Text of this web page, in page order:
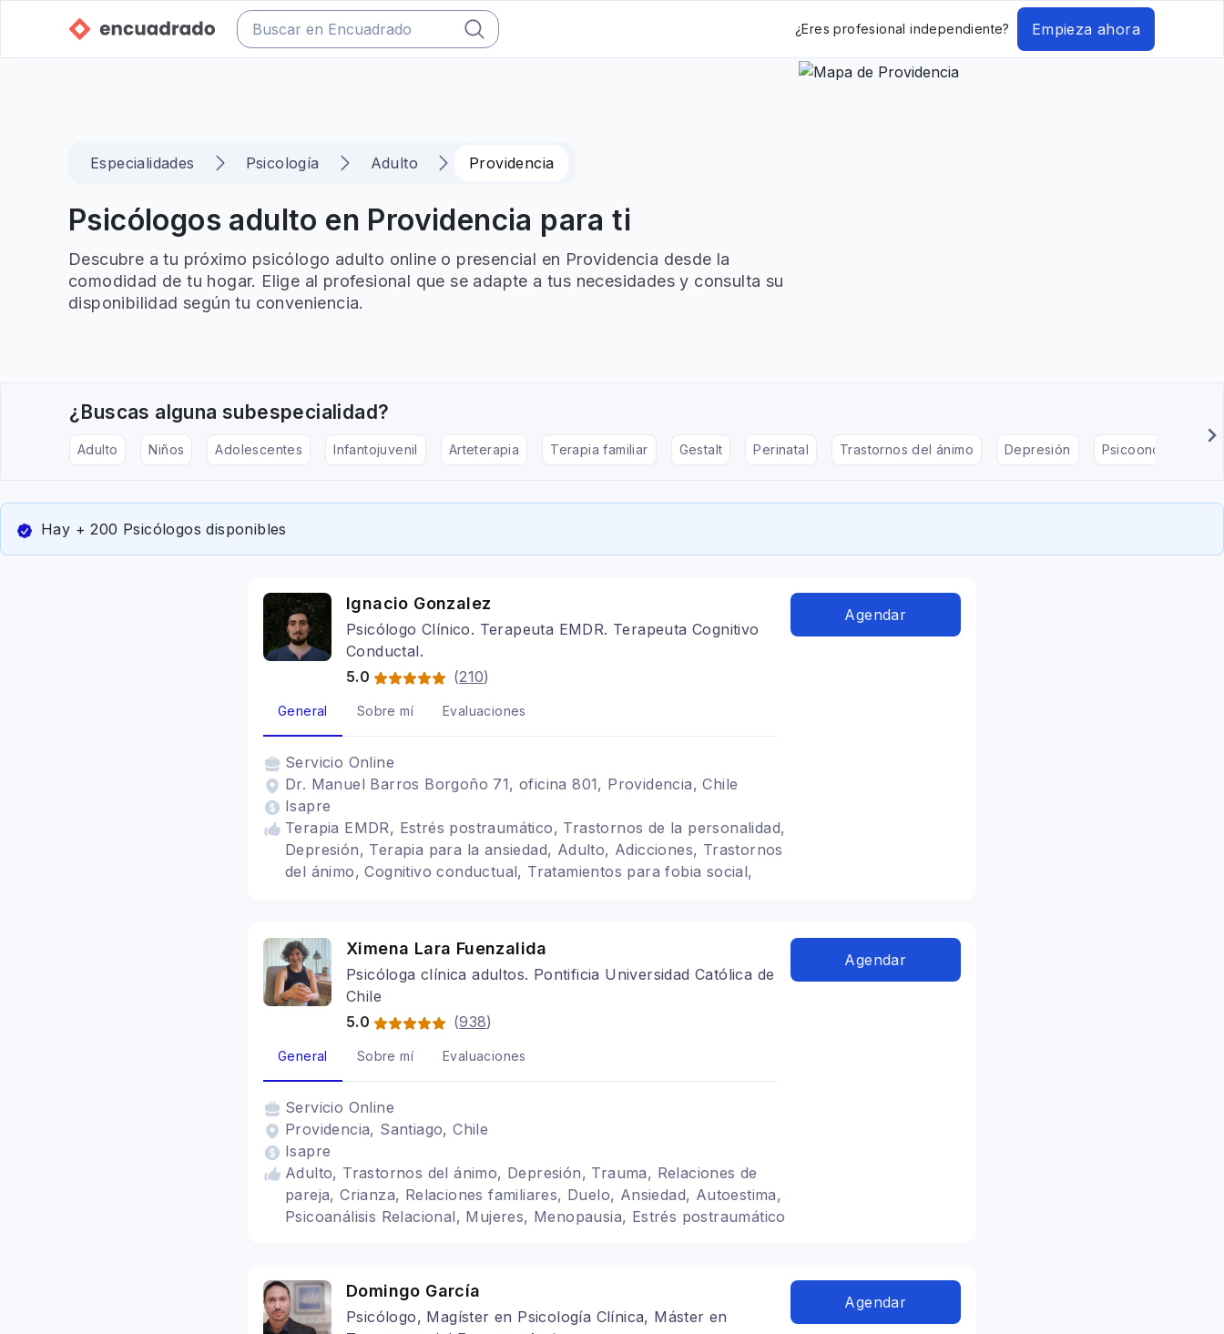
¿Eres profesional independiente? Empieza ahora
Especialidades Psicología Adulto Providencia
Psicólogos adulto en Providencia para ti
Descubre a tu próximo psicólogo adulto online o presencial en Providencia desde la
comodidad de tu hogar. Elige al profesional que se adapte a tus necesidades y consulta su
disponibilidad según tu conveniencia.
¿Buscas alguna subespecialidad?
Adulto Niños Adolescentes Infantojuvenil Arteterapia Terapia familiar Gestalt Perinatal Trastornos del ánimo Depresión Psicooncología
Hay + 200 Psicólogos disponibles
Ignacio Gonzalez
Psicólogo Clínico. Terapeuta EMDR. Terapeuta Cognitivo
Conductal.
5.0
(210)
General Sobre mí Evaluaciones
Servicio Online
Dr. Manuel Barros Borgoño 71, oficina 801, Providencia, Chile
Isapre
Terapia EMDR, Estrés postraumático, Trastornos de la personalidad,
Depresión, Terapia para la ansiedad, Adulto, Adicciones, Trastornos
del ánimo, Cognitivo conductual, Tratamientos para fobia social,
Agendar
Ximena Lara Fuenzalida
Psicóloga clínica adultos. Pontificia Universidad Católica de
Chile
5.0
(938)
General Sobre mí Evaluaciones
Servicio Online
Providencia, Santiago, Chile
Isapre
Adulto, Trastornos del ánimo, Depresión, Trauma, Relaciones de
pareja, Crianza, Relaciones familiares, Duelo, Ansiedad, Autoestima,
Psicoanálisis Relacional, Mujeres, Menopausia, Estrés postraumático
Agendar
Domingo García
Psicólogo, Magíster en Psicología Clínica, Máster en
Agendar